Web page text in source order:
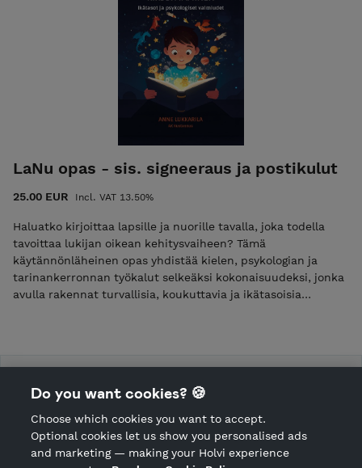
LaNu opas - sis. signeeraus ja postikulut
25.00 EUR Incl. VAT 13.50%
Haluatko kirjoittaa lapsille ja nuorille tavalla, joka todella
tavoittaa lukijan oikean kehitysvaiheen? Tämä
käytännönläheinen opas yhdistää kielen, psykologian ja
tarinankerronnan työkalut selkeäksi kokonaisuudeksi, jonka
avulla rakennat turvallisia, koukuttavia ja ikätasoisia
omassa kirjoittamisessasi. Tärpit ja treenit tekevät oppaasta
aktiivisen työkalun oman kirjoittajuutesi kehittämiseen. Tilaa
omaksi signeerattuna ja kotiosoitteeseesi postitettuna!
kampanjatuotteita rajoitetun ajan - tilaa omasi 15.8.2026
mennessä. Toimitusaika noin viikko.
AK Kustannus Kauppa
CANCEL ORDER
Do you want cookies? 🍪
Choose which cookies you want to accept.
Optional cookies let us show you personalised ads
and marketing — making your Holvi experience